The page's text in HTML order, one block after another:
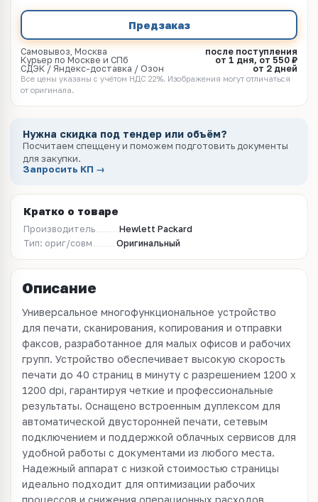
Предзаказ
Самовывоз, Москва
после поступления
Курьер по Москве и СПб
от 1 дня, от 550 ₽
СДЭК / Яндекс-доставка / Озон
от 2 дней
Все цены указаны с учётом НДС 22%. Изображения могут отличаться
от оригинала.
Нужна скидка под тендер или объём?
Посчитаем спеццену и поможем подготовить документы
для закупки.
Запросить КП →
Кратко о товаре
Производитель
Hewlett Packard
Тип: ориг/совм
Оригинальный
Описание
Универсальное многофункциональное устройство
для печати, сканирования, копирования и отправки
факсов, разработанное для малых офисов и рабочих
групп. Устройство обеспечивает высокую скорость
печати до 40 страниц в минуту с разрешением 1200 x
1200 dpi, гарантируя четкие и профессиональные
результаты. Оснащено встроенным дуплексом для
автоматической двусторонней печати, сетевым
подключением и поддержкой облачных сервисов для
удобной работы с документами из любого места.
Надежный аппарат с низкой стоимостью страницы
идеально подходит для оптимизации рабочих
процессов и снижения операционных расходов